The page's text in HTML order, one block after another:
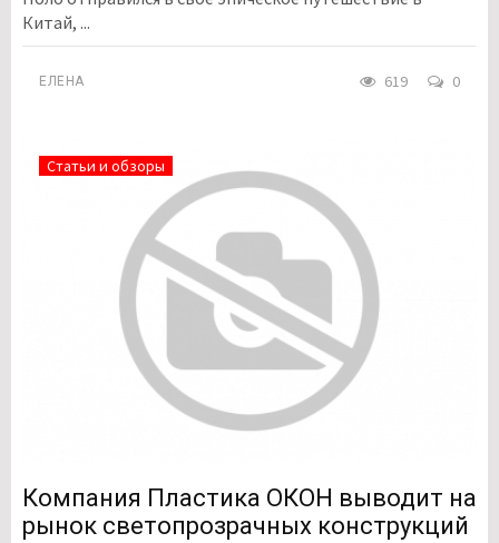
Китай, ...
ЕЛЕНА 619 0
Статьи и обзоры
Компания Пластика ОКОН выводит на
рынок светопрозрачных конструкций